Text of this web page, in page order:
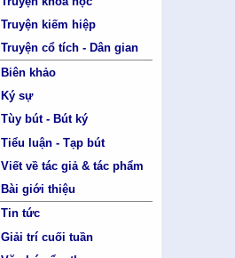
Truyện kiếm hiệp
Truyện cổ tích - Dân gian
Biên khảo
Ký sự
Tùy bút - Bút ký
Tiểu luận - Tạp bút
Viết về tác giả & tác phẩm
Bài giới thiệu
Tin tức
Giải trí cuối tuần